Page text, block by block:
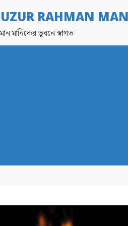
RAHMAN
মানিকের ভুবনে স্বাগত